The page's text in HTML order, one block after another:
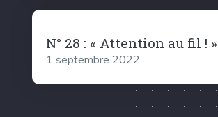
N° 28 : « Attention au fil ! »
1 septembre 2022